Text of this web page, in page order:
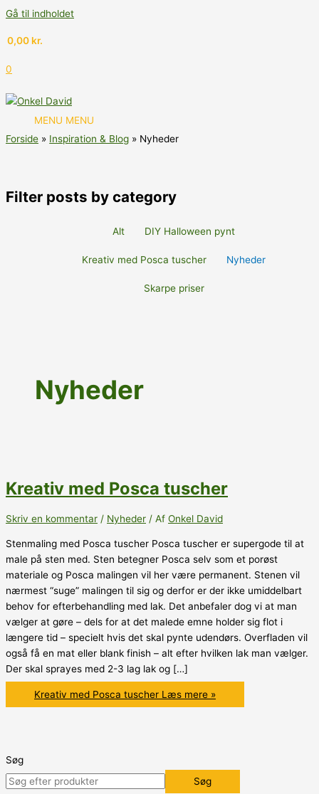
Gå til indholdet
0,00kr.
0
MENU MENU
Forside
Inspiration & Blog Nyheder
Filter posts by category
Alt DIY Halloween pynt
Kreativ med Posca tuscher Nyheder
Skarpe priser
Nyheder
Kreativ med Posca tuscher
Skriv en kommentar / Nyheder / Af Onkel David
Stenmaling med Posca tuscher Posca tuscher er supergode til at
male på sten med. Sten betegner Posca selv som et porøst
materiale og Posca malingen vil her være permanent. Stenen vil
nærmest “suge” malingen til sig og derfor er der ikke umiddelbart
behov for efterbehandling med lak. Det anbefaler dog vi at man
vælger at gøre – dels for at det malede emne holder sig flot i
længere tid – specielt hvis det skal pynte udendørs. Overfladen vil
også få en mat eller blank finish – alt efter hvilken lak man vælger.
Der skal sprayes med 2-3 lag lak og […]
Kreativ med Posca tuscher Læs mere »
Søg
Søg